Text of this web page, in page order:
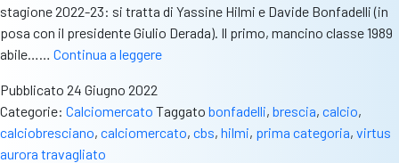
stagione 2022-23: si tratta di Yassine Hilmi e Davide Bonfadelli (in
posa con il presidente Giulio Derada). Il primo, mancino classe 1989
abile…… Continua a leggereVirtus
ufficiali
altri
Pubblicato 24 Giugno 2022
Categorie: Calciomercato Taggato bonfadelli, brescia, calcio,
calciobresciano, calciomercato, cbs, hilmi, prima categoria, virtus
aurora travagliato